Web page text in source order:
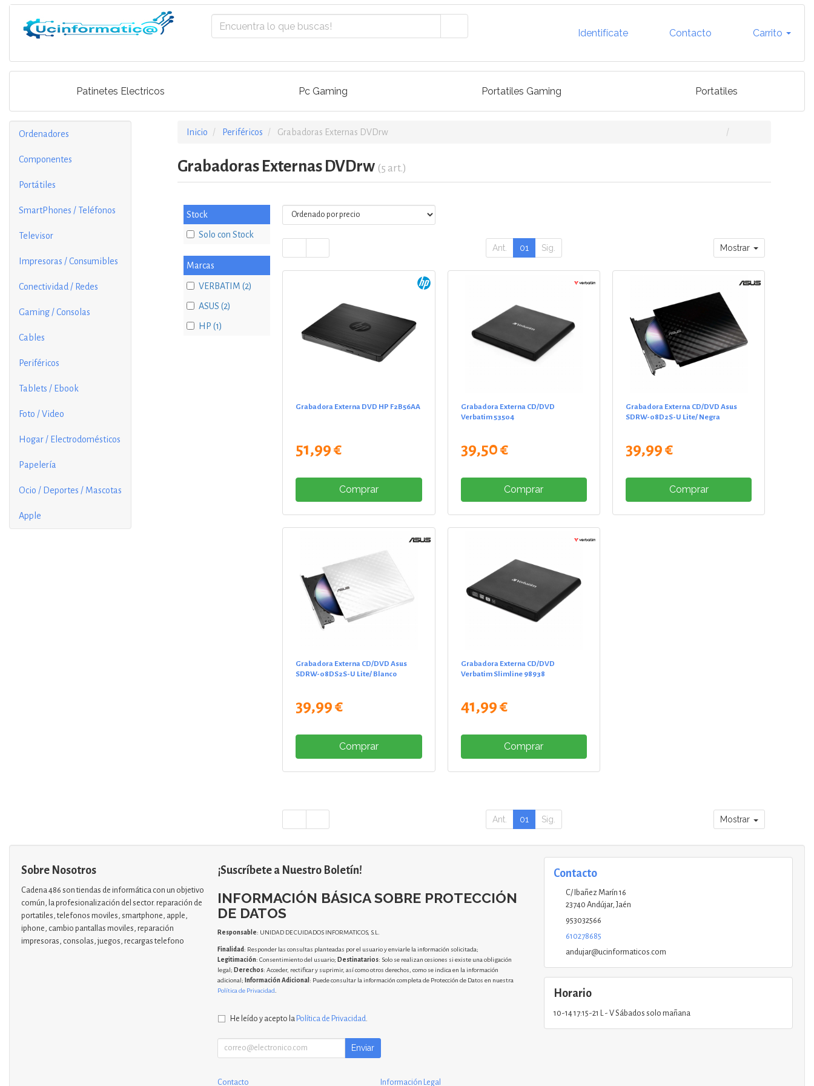
Identifícate Contacto Carrito
Patinetes Electricos Pc Gaming Portatiles Gaming Portatiles
Ordenadores
Componentes
Portátiles
SmartPhones / Teléfonos
Televisor
Impresoras / Consumibles
Conectividad / Redes
Gaming / Consolas
Cables
Periféricos
Tablets / Ebook
Foto / Video
Hogar / Electrodomésticos
Papelería
Ocio / Deportes / Mascotas
Apple
Inicio Periféricos Grabadoras Externas DVDrw
Grabadoras Externas DVDrw (5 art.)
Stock
Solo con Stock
Marcas
VERBATIM (2)
ASUS (2)
HP (1)
Ant. 01 Sig. Mostrar
Grabadora Externa DVD HP F2B56AA
51,99 €
Comprar
Grabadora Externa CD/DVD
Verbatim 53504
39,50 €
Comprar
Grabadora Externa CD/DVD Asus
SDRW-08D2S-U Lite/ Negra
39,99 €
Comprar
Grabadora Externa CD/DVD Asus
SDRW-08DS2S-U Lite/ Blanco
39,99 €
Comprar
Grabadora Externa CD/DVD
Verbatim Slimline 98938
41,99 €
Comprar
Ant. 01 Sig. Mostrar
Sobre Nosotros
Cadena 486 son tiendas de informática con un objetivo
común, la profesionalización del sector. reparación de
portatiles, telefonos moviles, smartphone, apple,
iphone, cambio pantallas moviles, reparación
impresoras, consolas, juegos, recargas telefono
¡Suscríbete a Nuestro Boletín!
INFORMACIÓN BÁSICA SOBRE PROTECCIÓN
DE DATOS
Responsable: UNIDAD DE CUIDADOS INFORMATICOS, S.L.
Finalidad: Responder las consultas planteadas por el usuario y enviarle la información solicitada;
Legitimación: Consentimiento del usuario; Destinatarios: Solo se realizan cesiones si existe una obligación
legal; Derechos: Acceder, rectificar y suprimir, así como otros derechos, como se indica en la información
adicional; Información Adicional : Puede consultar la información completa de Protección de Datos en nuestra
Política de Privacidad.
He leído y acepto la Política de Privacidad.
Enviar
Contacto Información Legal
Contacto
C/ Ibañez Marín 16
23740 Andújar, Jaén
953032566
610278685
andujar@ucinformaticos.com
Horario
10-14 17:15-21 L - V Sábados solo mañana